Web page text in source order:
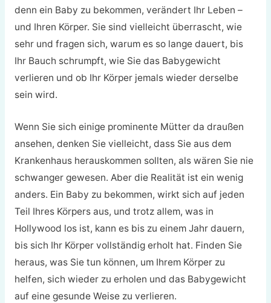
denn ein Baby zu bekommen, verändert Ihr Leben –
und Ihren Körper. Sie sind vielleicht überrascht, wie
sehr und fragen sich, warum es so lange dauert, bis
Ihr Bauch schrumpft, wie Sie das Babygewicht
verlieren und ob Ihr Körper jemals wieder derselbe
sein wird.
Wenn Sie sich einige prominente Mütter da draußen
ansehen, denken Sie vielleicht, dass Sie aus dem
Krankenhaus herauskommen sollten, als wären Sie nie
schwanger gewesen. Aber die Realität ist ein wenig
anders. Ein Baby zu bekommen, wirkt sich auf jeden
Teil Ihres Körpers aus, und trotz allem, was in
Hollywood los ist, kann es bis zu einem Jahr dauern,
bis sich Ihr Körper vollständig erholt hat. Finden Sie
heraus, was Sie tun können, um Ihrem Körper zu
helfen, sich wieder zu erholen und das Babygewicht
auf eine gesunde Weise zu verlieren.